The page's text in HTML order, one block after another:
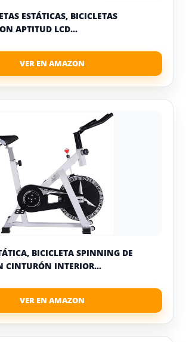
ESTÁTICAS, BICICLETAS
APTITUD LCD...
BICICLETA SPINNING DE
CINTURÓN INTERIOR...